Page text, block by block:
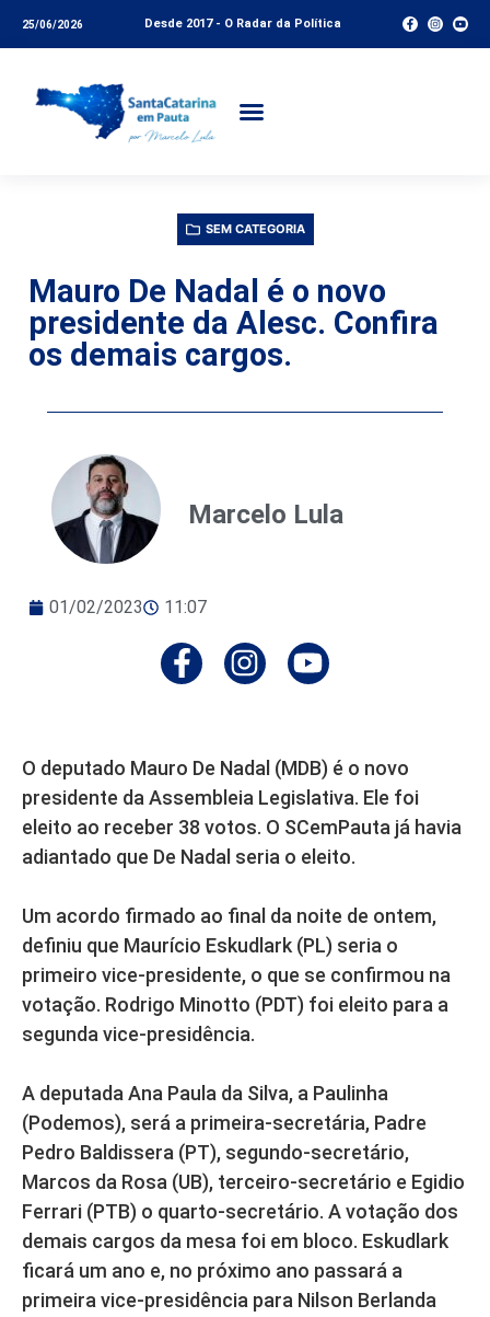
25/06/2026 Desde 2017 - O Radar da Política
SEM CATEGORIA
Mauro De Nadal é o novo
presidente da Alesc. Confira
os demais cargos.
Marcelo Lula
01/02/2023 11:07
O deputado Mauro De Nadal (MDB) é o novo
presidente da Assembleia Legislativa. Ele foi
eleito ao receber 38 votos. O SCemPauta já havia
adiantado que De Nadal seria o eleito.
Um acordo firmado ao final da noite de ontem,
definiu que Maurício Eskudlark (PL) seria o
primeiro vice-presidente, o que se confirmou na
votação. Rodrigo Minotto (PDT) foi eleito para a
segunda vice-presidência.
A deputada Ana Paula da Silva, a Paulinha
(Podemos), será a primeira-secretária, Padre
Pedro Baldissera (PT), segundo-secretário,
Marcos da Rosa (UB), terceiro-secretário e Egidio
Ferrari (PTB) o quarto-secretário. A votação dos
demais cargos da mesa foi em bloco. Eskudlark
ficará um ano e, no próximo ano passará a
primeira vice-presidência para Nilson Berlanda